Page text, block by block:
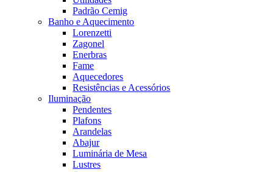
Padrão Cemig
Banho e Aquecimento
Lorenzetti
Zagonel
Enerbras
Fame
Aquecedores
Resistências e Acessórios
Iluminação
Pendentes
Plafons
Arandelas
Abajur
Luminária de Mesa
Lustres